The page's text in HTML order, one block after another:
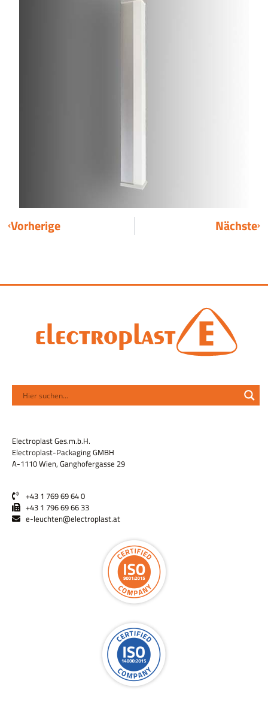
Vorherige Nächste
Electroplast Ges.m.b.H.
Electroplast-Packaging GMBH
A-1110 Wien, Ganghofergasse 29
+43 1 769 69 64 0
+43 1 796 69 66 33
e-leuchten@electroplast.at